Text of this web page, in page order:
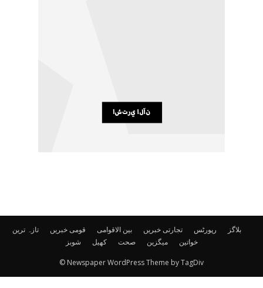
تازہ ترین قومی خبریں بین الاقوامی تجارتی خبریں رپورٹس
بلاگز
شوبز
کھیل صحت میگزین خواتین
© Newspaper WordPress Theme by TagDiv